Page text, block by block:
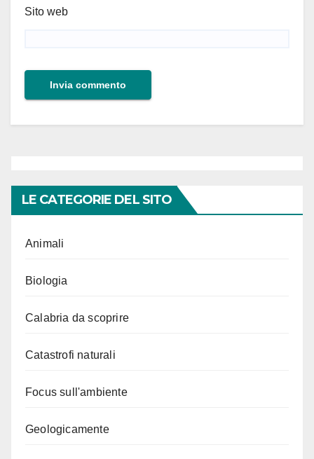
Sito web
LE CATEGORIE DEL SITO
Animali
Biologia
Calabria da scoprire
Catastrofi naturali
Focus sull'ambiente
Geologicamente